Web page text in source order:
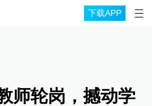
下载APP
师轮岗，撼动学